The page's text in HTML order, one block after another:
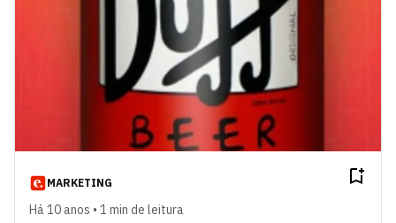
MARKETING
Há 10 anos • 1 min de leitura